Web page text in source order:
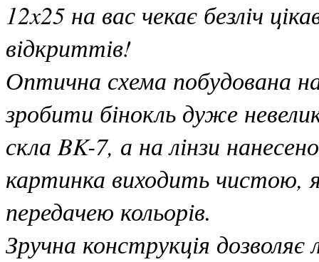
12x25 на вас чекає безліч
відкриттів!
Оптична схема побудована
зробити бінокль дуже
скла BK-7, а на лінзи
картинка виходить чистою,
передачею кольорів.
Зручна конструкція